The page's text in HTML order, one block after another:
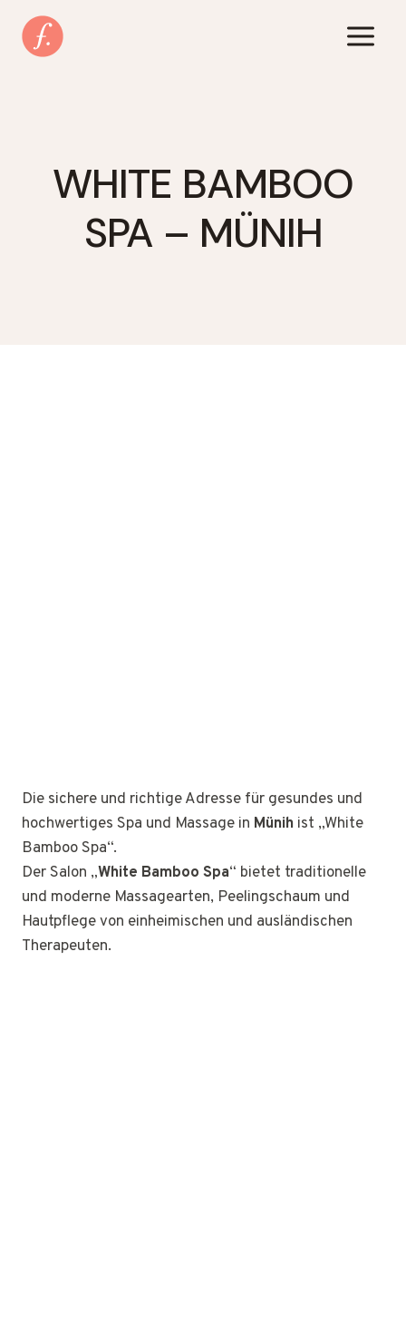
Inhalt
springen
WHITE BAMBOO
SPA – MÜNIH
Die sichere und richtige Adresse für gesundes und
hochwertiges Spa und Massage in Münih ist „White
Bamboo Spa“.
Der Salon „White Bamboo Spa“ bietet traditionelle
und moderne Massagearten, Peelingschaum und
Hautpflege von einheimischen und ausländischen
Therapeuten.